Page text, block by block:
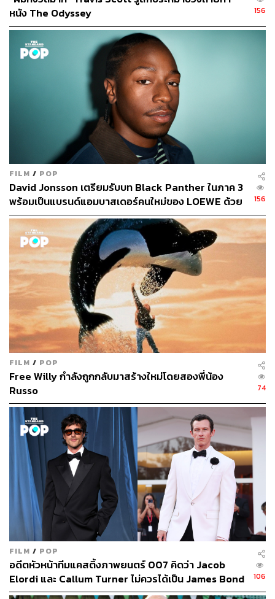
หนัง The Odyssey
156
FILM / POP
David Jonsson เตรียมรับบท Black Panther ในภาค 3
พร้อมเป็นแบรนด์แอมบาสเดอร์คนใหม่ของ LOEWE ด้วย
156
FILM / POP
Free Willy กำลังถูกกลับมาสร้างใหม่โดยสองพี่น้อง
Russo
74
FILM / POP
อดีตหัวหน้าทีมแคสติ้งภาพยนตร์ 007 คิดว่า Jacob
Elordi และ Callum Turner ไม่ควรได้เป็น James Bond
คนต่อไป
106